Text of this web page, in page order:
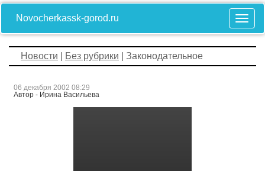
Novocherkassk-gorod.ru
Новости Без рубрики | Законодательное
06 декабря 2002 08:29
Автор - Ирина Васильева